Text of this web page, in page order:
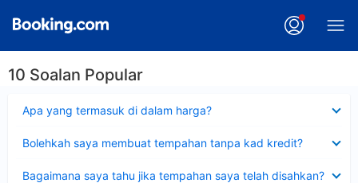
10 Soalan Popular
Apa yang termasuk di dalam harga?
Bolehkah saya membuat tempahan tanpa kad kredit?
Bagaimana saya tahu jika tempahan saya telah disahkan?